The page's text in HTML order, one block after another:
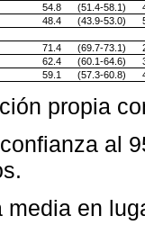
54.8 (51.4-58.1)
48.4 (43.9-53.0)
71.4 (69.7-73.1)
62.4 (60.1-64.6)
59.1 (57.3-60.8)
propia
al
media en